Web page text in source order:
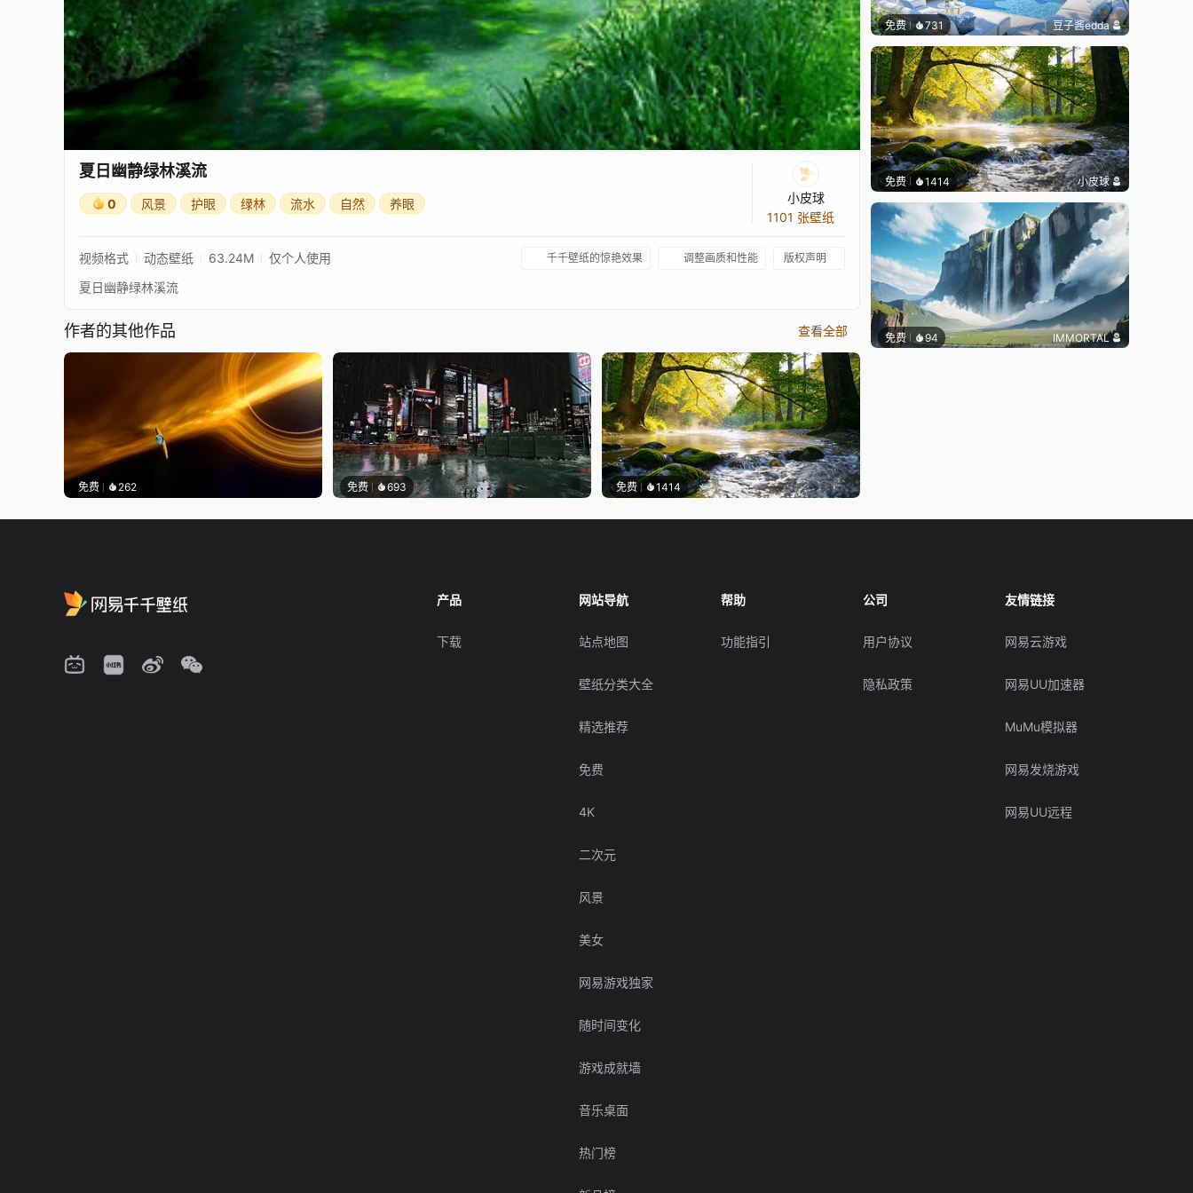
夏日幽静绿林溪流
0 风景 护眼 绿林 流水 自然 养眼
小皮球
1101 张壁纸
视频格式 动态壁纸 63.24M 仅个人使用 千千壁纸的惊艳效果 调整画质和性能 版权声明
夏日幽静绿林溪流
作者的其他作品 查看全部
免费 262 免费 693 免费 1414
免费 731 豆子酱edda
免费 1414 小皮球
免费 94 IMMORTAL
产品
下载
网站导航
站点地图
壁纸分类大全
精选推荐
免费
4K
二次元
风景
美女
网易游戏独家
随时间变化
游戏成就墙
音乐桌面
热门榜
帮助
功能指引
公司
用户协议
隐私政策
友情链接
网易云游戏
网易UU加速器
MuMu模拟器
网易发烧游戏
网易UU远程